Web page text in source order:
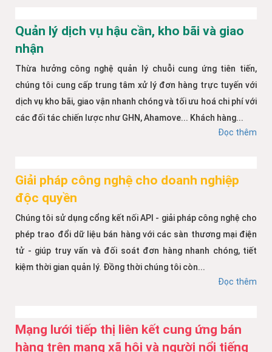
Quản lý dịch vụ hậu cần, kho bãi và giao
nhận
Thừa hưởng công nghệ quản lý chuỗi cung ứng tiên tiến,
chúng tôi cung cấp trung tâm xử lý đơn hàng trực tuyến với
dịch vụ kho bãi, giao vận nhanh chóng và tối ưu hoá chi phí với
các đối tác chiến lược như GHN, Ahamove... Khách hàng...
Đọc thêm
Giải pháp công nghệ cho doanh nghiệp
độc quyền
Chúng tôi sử dụng cổng kết nối API - giải pháp công nghệ cho
phép trao đổi dữ liệu bán hàng với các sàn thương mại điện
tử - giúp truy vấn và đối soát đơn hàng nhanh chóng, tiết
kiệm thời gian quản lý. Đồng thời chúng tôi còn...
Đọc thêm
Mạng lưới tiếp thị liên kết cung ứng bán
hàng trên mạng xã hội và người nổi tiếng